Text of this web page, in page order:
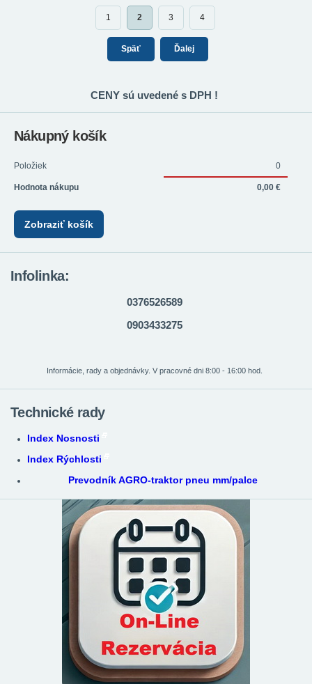
1 2 3 4
Späť Ďalej
CENY sú uvedené s DPH !
Nákupný košík
Položiek 0
Hodnota nákupu 0,00 €
Zobraziť košík
Infolinka:
0376526589
0903433275
Informácie, rady a objednávky. V pracovné dni 8:00 - 16:00 hod.
Technické rady
Index Nosnosti
Index Rýchlosti
Prevodník AGRO-traktor pneu mm/palce